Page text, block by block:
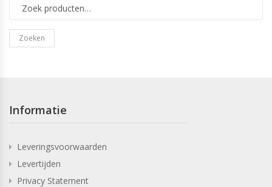
Zoeken
Informatie
Leveringsvoorwaarden
Levertijden
Privacy Statement